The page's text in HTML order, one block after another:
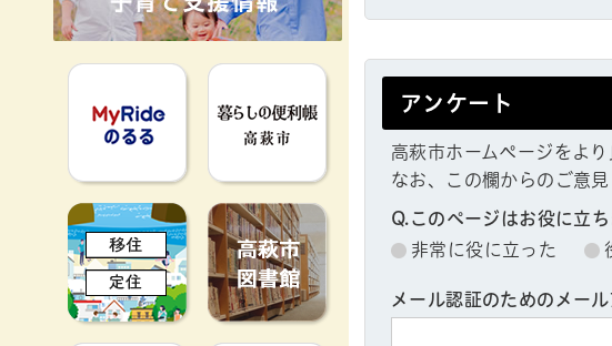
MyRideのるる 暮らしの便利帳
移住定住 高萩市図書館
アンケート
高萩市ホームページをよ
なお、この欄からのご意
Q.このページはお役に立ち
非常に役に立った
メール認証のためのメー